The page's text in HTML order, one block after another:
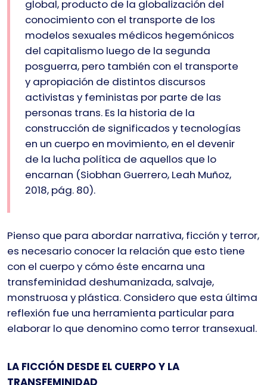
global, producto de la globalización del
conocimiento con el transporte de los
modelos sexuales médicos hegemónicos
del capitalismo luego de la segunda
posguerra, pero también con el transporte
y apropiación de distintos discursos
activistas y feministas por parte de las
personas trans. Es la historia de la
construcción de significados y tecnologías
en un cuerpo en movimiento, en el devenir
de la lucha política de aquellos que lo
encarnan (Siobhan Guerrero, Leah Muñoz,
2018, pág. 80).
Pienso que para abordar narrativa, ficción y terror,
es necesario conocer la relación que esto tiene
con el cuerpo y cómo éste encarna una
transfeminidad deshumanizada, salvaje,
monstruosa y plástica. Considero que esta última
reflexión fue una herramienta particular para
elaborar lo que denomino como terror transexual.
LA FICCIÓN DESDE EL CUERPO Y LA
TRANSFEMINIDAD